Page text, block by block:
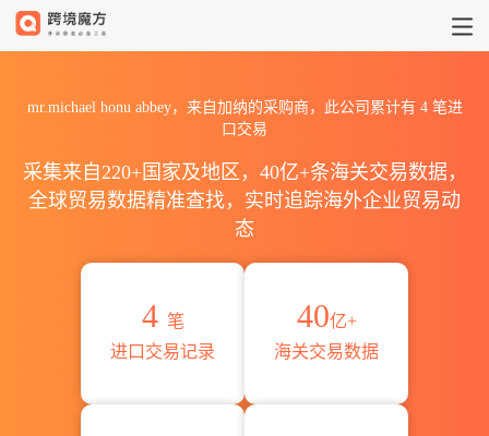
mr.michael honu abbey，来自加纳的采购商，此公司累计有 4笔进
口交易
采集来自220+国家及地区，40亿+条海关交易数据，
全球贸易数据精准查找，实时追踪海外企业贸易动
态
4 笔
进口交易记录
40亿+
海关交易数据